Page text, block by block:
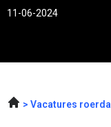
11-06-2024
Vacatures